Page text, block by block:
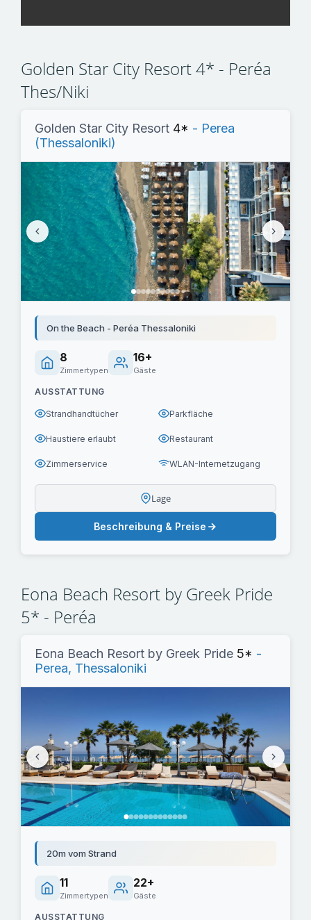
Golden Star City Resort 4* - Peréa
Thes/Niki
Golden Star City Resort 4* - Perea
(Thessaloniki)
On the Beach - Peréa Thessaloniki
8
Zimmertypen
16+
Gäste
AUSSTATTUNG
Strandhandtücher Parkfläche
Haustiere erlaubt Restaurant
Zimmerservice WLAN-Internetzugang
Lage
Beschreibung & Preise
Eona Beach Resort by Greek Pride
5* - Peréa
Eona Beach Resort by Greek Pride 5* -
Perea, Thessaloniki
20m vom Strand
11
Zimmertypen
22+
Gäste
AUSSTATTUNG